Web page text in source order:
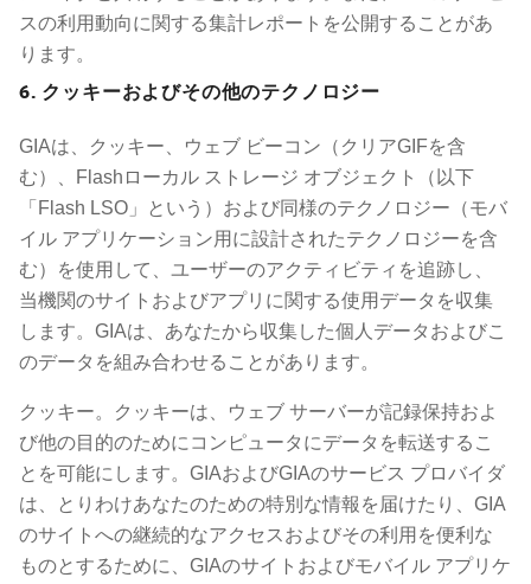
スの利用動向に関する集計レポートを公開することがあ
ります。
6. クッキーおよびその他のテクノロジー
GIAは、クッキー、ウェブ ビーコン（クリアGIFを含
む）、Flashローカル ストレージ オブジェクト（以下
「Flash LSO」という）および同様のテクノロジー（モバ
イル アプリケーション用に設計されたテクノロジーを含
む）を使用して、ユーザーのアクティビティを追跡し、
当機関のサイトおよびアプリに関する使用データを収集
します。GIAは、あなたから収集した個人データおよびこ
のデータを組み合わせることがあります。
クッキー。クッキーは、ウェブ サーバーが記録保持およ
び他の目的のためにコンピュータにデータを転送するこ
とを可能にします。GIAおよびGIAのサービス プロバイダ
は、とりわけあなたのための特別な情報を届けたり、GIA
のサイトへの継続的なアクセスおよびその利用を便利な
ものとするために、GIAのサイトおよびモバイル アプリケ